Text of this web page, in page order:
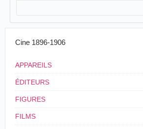
Cine 1896-1906
APPAREILS
ÉDITEURS
FIGURES
FILMS